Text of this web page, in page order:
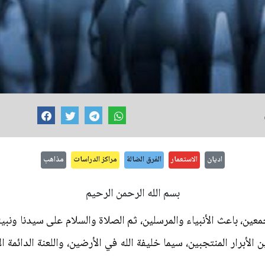
اديان الاستعمار الفرق الضالة مراكز الدراسات مذاهب
بسم الله الرحمن الرحيم
باعث الأنبياء والمرسلين، ثم الصلاة والسلام على سيدنا
المنتجبين، سيما خليفة الله في الأرضين، واللعنة الدائمة